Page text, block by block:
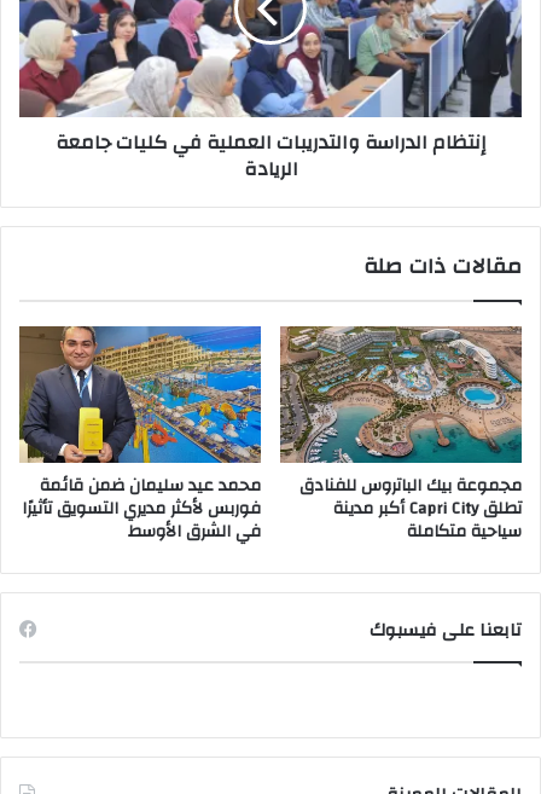
في
كليات
جامعة
الريادة
إنتظام الدراسة والتدريبات العملية في كليات جامعة
الريادة
مقالات ذات صلة
مجموعة بيك الباتروس للفنادق
تطلق Capri City أكبر مدينة
سياحية متكاملة
محمد عيد سليمان ضمن قائمة
فوربس لأكثر مديري التسويق تأثيرًا
في الشرق الأوسط
تابعنا على فيسبوك